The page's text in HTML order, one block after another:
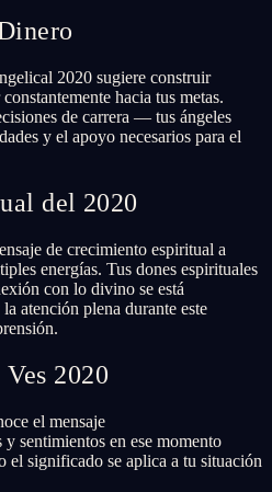
2020 sugiere construir
hacia tus metas.
de carrera — tus ángeles
y el apoyo necesarios para el
del 2020
de crecimiento espiritual a
energías. Tus dones espirituales
con lo divino se está
atención plena durante este
2020
el mensaje
sentimientos en ese momento
el significado se aplica a tu situación